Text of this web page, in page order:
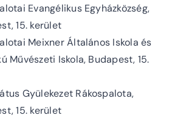
Evangélikus Egyházközség,
15. kerület
Meixner Általános Iskola és
Művészeti Iskola, Budapest, 15.
Gyülekezet Rákospalota,
15. kerület